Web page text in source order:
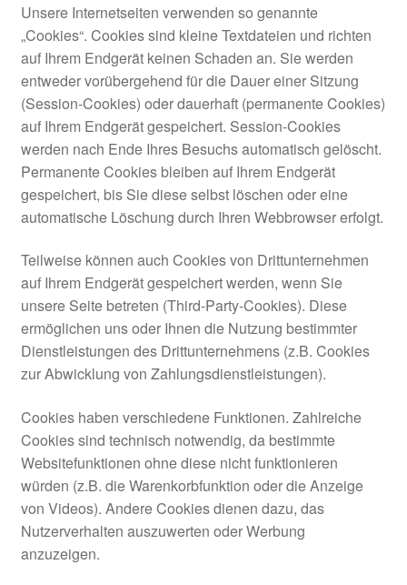
Unsere Internetseiten verwenden so genannte
„Cookies“. Cookies sind kleine Textdateien und richten
auf Ihrem Endgerät keinen Schaden an. Sie werden
entweder vorübergehend für die Dauer einer Sitzung
(Session-Cookies) oder dauerhaft (permanente Cookies)
auf Ihrem Endgerät gespeichert. Session-Cookies
werden nach Ende Ihres Besuchs automatisch gelöscht.
Permanente Cookies bleiben auf Ihrem Endgerät
gespeichert, bis Sie diese selbst löschen oder eine
automatische Löschung durch Ihren Webbrowser erfolgt.
Teilweise können auch Cookies von Drittunternehmen
auf Ihrem Endgerät gespeichert werden, wenn Sie
unsere Seite betreten (Third-Party-Cookies). Diese
ermöglichen uns oder Ihnen die Nutzung bestimmter
Dienstleistungen des Drittunternehmens (z.B. Cookies
zur Abwicklung von Zahlungsdienstleistungen).
Cookies haben verschiedene Funktionen. Zahlreiche
Cookies sind technisch notwendig, da bestimmte
Websitefunktionen ohne diese nicht funktionieren
würden (z.B. die Warenkorbfunktion oder die Anzeige
von Videos). Andere Cookies dienen dazu, das
Nutzerverhalten auszuwerten oder Werbung
anzuzeigen.